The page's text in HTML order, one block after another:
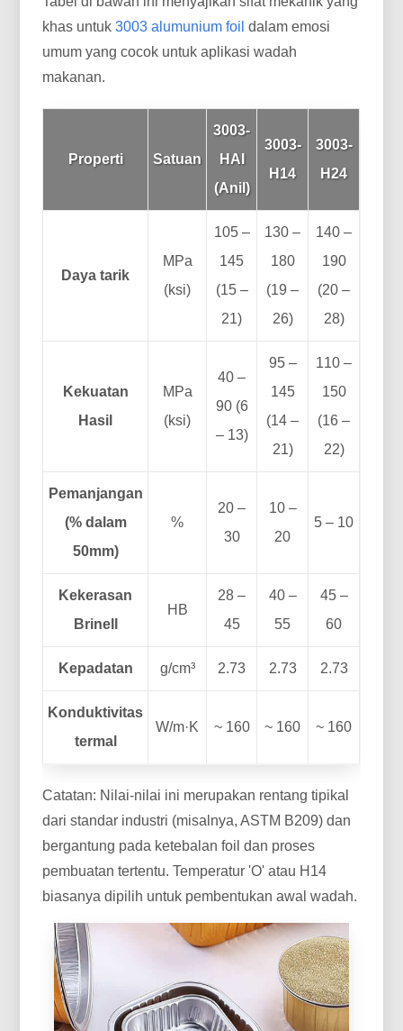
khas untuk3003 alumunium foil dalam emosi
umum yang cocok untuk aplikasi wadah
makanan.
Properti Satuan
3003-
HAI
(Anil)
3003-
H14
3003-
H24
Daya tarik
MPa
(ksi)
105 –
145
(15 –
21)
130 –
180
(19 –
26)
140 –
190
(20 –
28)
Kekuatan
Hasil
MPa
(ksi)
40 –
90 (6
– 13)
95 –
145
(14 –
21)
110 –
150
(16 –
22)
Pemanjangan
(% dalam
50mm)
%
20 –
30
10 –
20
5 – 10
Kekerasan
Brinell
HB
28 –
45
40 –
55
45 –
60
Kepadatan g/cm³ 2.73 2.73 2.73
Konduktivitas
termal
W/m·K ~ 160 ~ 160 ~ 160
Catatan: Nilai-nilai ini merupakan rentang tipikal
dari standar industri (misalnya, ASTM B209) dan
bergantung pada ketebalan foil dan proses
pembuatan tertentu. Temperatur 'O' atau H14
biasanya dipilih untuk pembentukan awal wadah.